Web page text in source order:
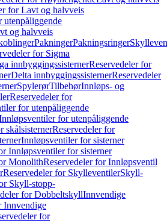
for Lavt og halvveis
utenpåliggende
og halvveis
PakningerPakningsringer
for Sigma
innbyggingssisternerReservedeler for
Delta innbyggingssisternerReservedeler
SpylerørTilbehørInnløps- og
Reservedeler for
for utenpåliggende
for utenpåliggende
skålsisternerReservedeler for
Innløpsventiler for sisterner
Innløpsventiler for sisterner
MonolithReservedeler for Innløpsventil
Reservedeler for SkylleventilerSkyll-
Skyll-stopp-
for DobbeltskyllInnvendige
Innvendige
for